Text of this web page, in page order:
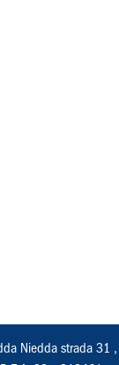
Niedda strada 31 ,